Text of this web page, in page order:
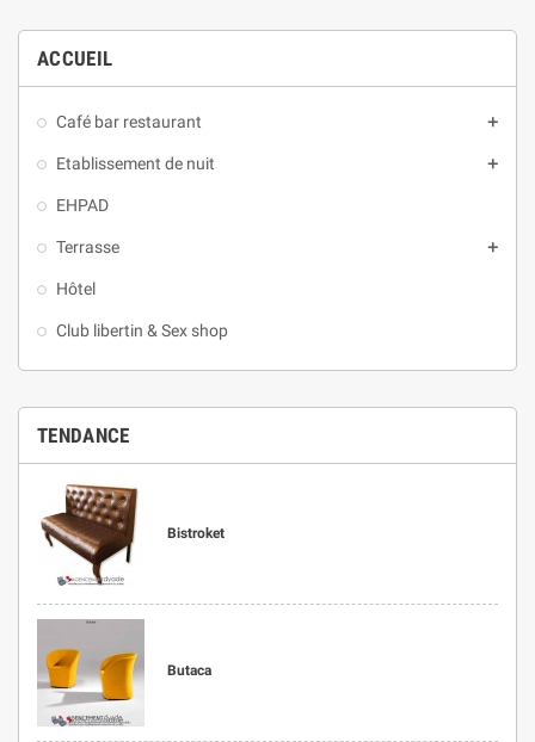
ACCUEIL
Café bar restaurant add
Etablissement de nuit add
EHPAD
Terrasse add
Hôtel
Club libertin & Sex shop
TENDANCE
Bistroket
Butaca